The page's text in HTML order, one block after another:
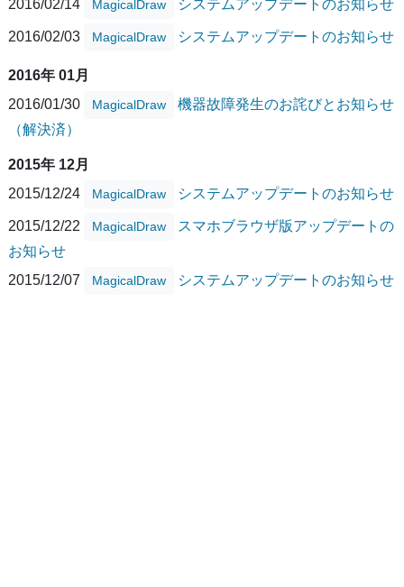
2016/02/14
MagicalDraw システムアップデートのお知らせ
2016/02/03 MagicalDraw システムアップデートのお知らせ
2016年 01月
2016/01/30
MagicalDraw
機器故障発生のお詫びとお知らせ
（解決済）
2015年 12月
2015/12/24
MagicalDraw システムアップデートのお知らせ
2015/12/22 MagicalDraw
スマホブラウザ版アップデートの
お知らせ
2015/12/07
MagicalDraw システムアップデートのお知らせ